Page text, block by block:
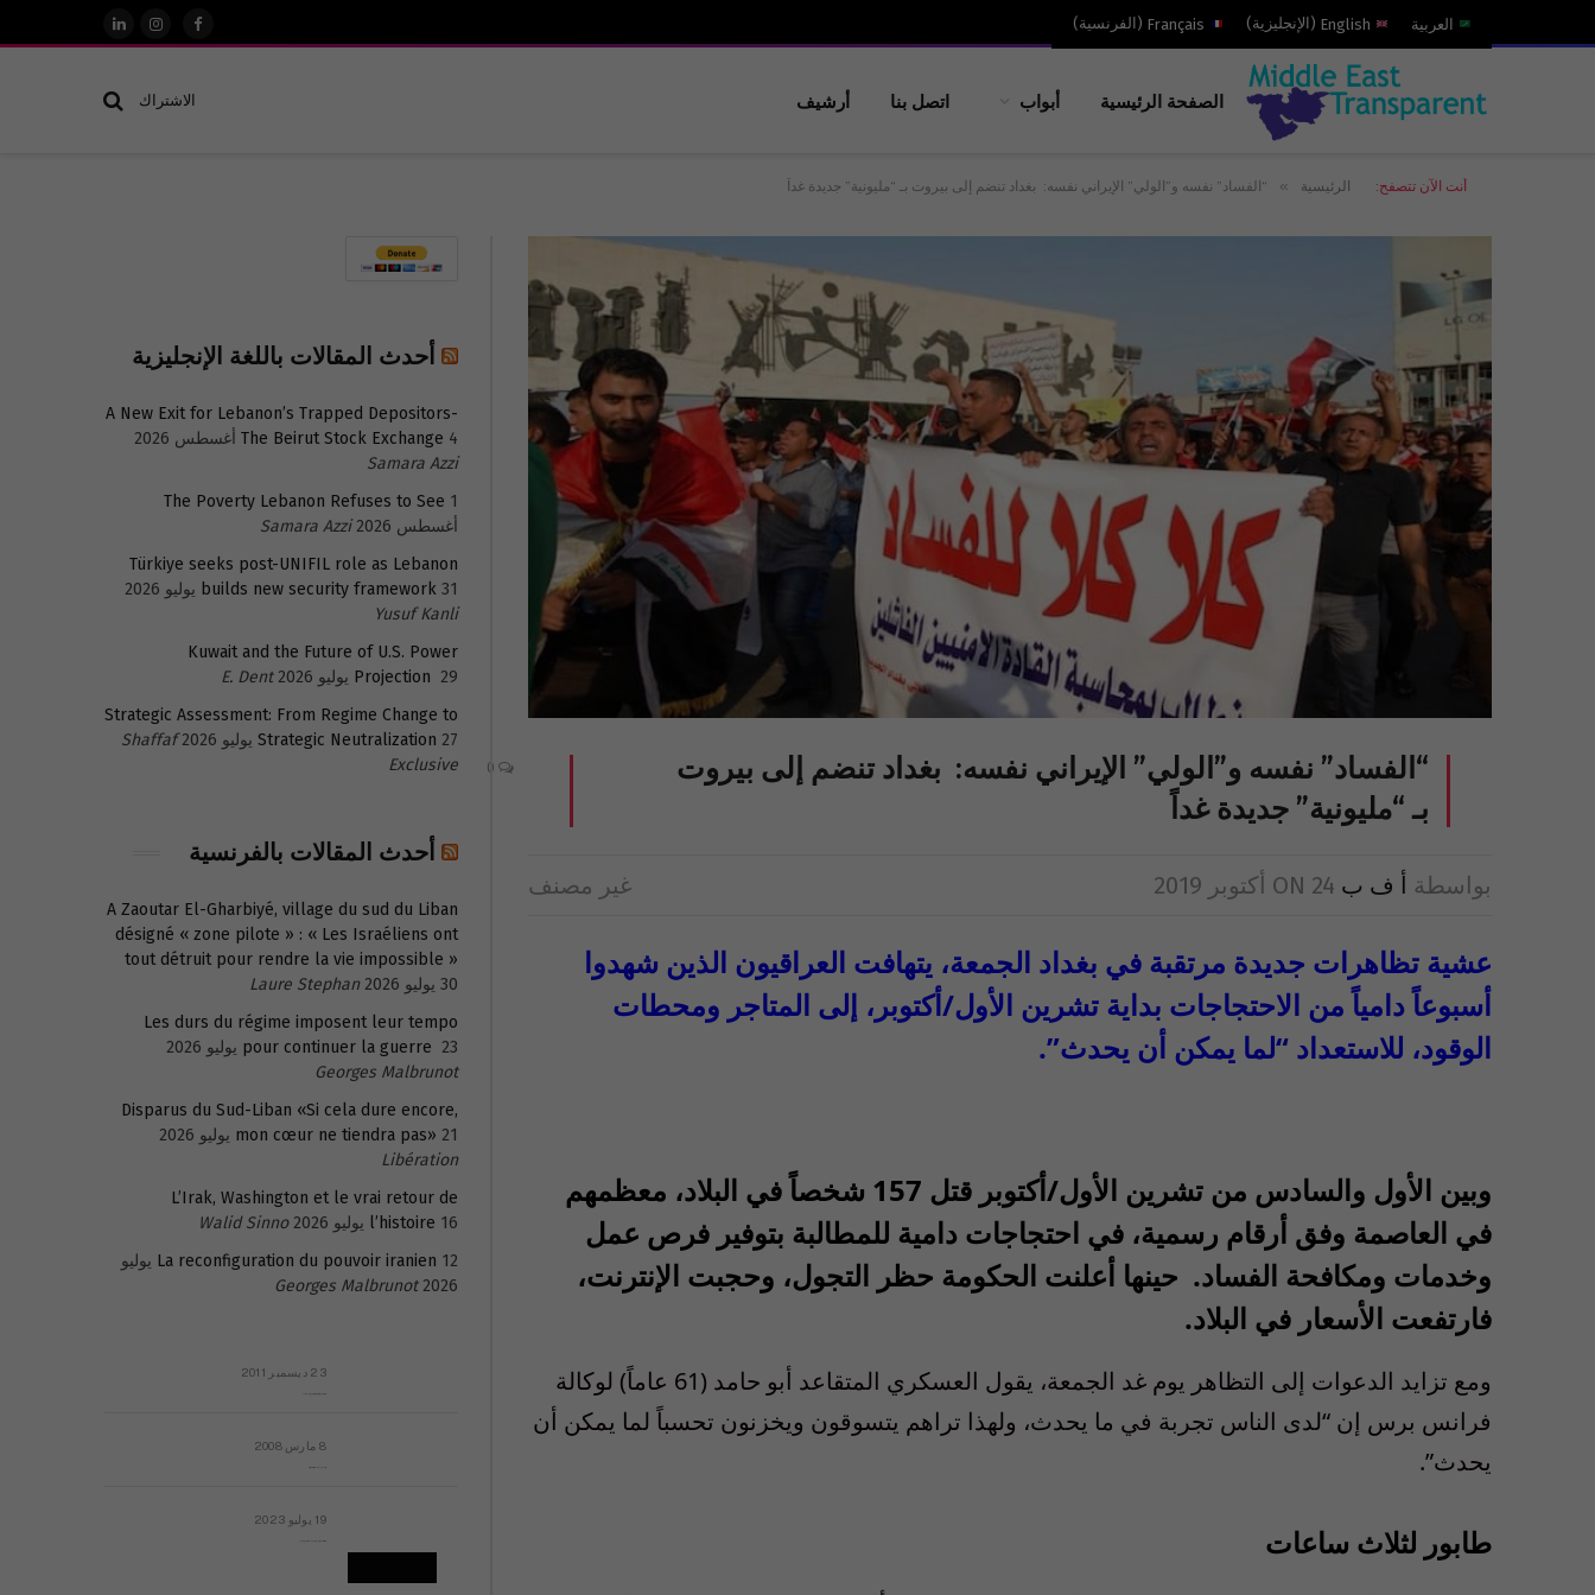
العربية English
( الإنجليزية)
Français
( الفرنسية)
فيسبوكالانستغرام
لينكدإن
الصفحة الرئيسية أبواب اتصل بنا أرشيف الاشتراك
أنت الآن تتصفح: الرئيسية » “الفساد” نفسه و”الولي” الإيراني نفسه: بغداد تنضم إلى بيروت بـ “مليونية” جديدة غداً
“الفساد” نفسه و”الولي” الإيراني نفسه: بغداد تنضم إلى بيروت
بـ “مليونية” جديدة غداً
بواسطة أ ف ب ON 24 أكتوبر 2019 غير مصنف
عشية تظاهرات جديدة مرتقبة في بغداد الجمعة، يتهافت العراقيون الذين شهدوا
أسبوعاً دامياً من الاحتجاجات بداية تشرين الأول/أكتوبر، إلى المتاجر ومحطات
الوقود، للاستعداد “لما يمكن أن يحدث”.
وبين الأول والسادس من تشرين الأول/أكتوبر قتل 157 شخصاً في البلاد، معظمهم
في العاصمة وفق أرقام رسمية، في احتجاجات دامية للمطالبة بتوفير فرص عمل
وخدمات ومكافحة الفساد. حينها أعلنت الحكومة حظر التجول، وحجبت الإنترنت،
فارتفعت الأسعار في البلاد.
ومع تزايد الدعوات إلى التظاهر يوم غد الجمعة، يقول العسكري المتقاعد أبو حامد (61 عاماً) لوكالة
فرانس برس إن “لدى الناس تجربة في ما يحدث، ولهذا تراهم يتسوقون ويخزنون تحسباً لما يمكن أن
يحدث”.
طابور لثلاث ساعات
أحدث المقالات باللغة الإنجليزية
A New Exit for Lebanon’s Trapped Depositors-
The Beirut Stock Exchange 4 أغسطس 2026
Samara Azzi
The Poverty Lebanon Refuses to See 1
أغسطس 2026
Samara Azzi
Türkiye seeks post-UNIFIL role as Lebanon
builds new security framework 31 يوليو 2026
Yusuf Kanli
Kuwait and the Future of U.S. Power
Projection 29 يوليو 2026
E. Dent
Strategic Assessment: From Regime Change to
Strategic Neutralization 27 يوليو 2026
Shaffaf
Exclusive
أحدث المقالات بالفرنسية
A Zaoutar El-Gharbiyé, village du sud du Liban
désigné « zone pilote » : « Les Israéliens ont
tout détruit pour rendre la vie impossible »
30 يوليو 2026
Laure Stephan
Les durs du régime imposent leur tempo
pour continuer la guerre 23 يوليو 2026
Georges Malbrunot
Disparus du Sud-Liban «Si cela dure encore,
mon cœur ne tiendra pas» 21 يوليو 2026
Libération
L’Irak, Washington et le vrai retour de
l’histoire 16 يوليو 2026
Walid Sinno
La reconfiguration du pouvoir iranien 12 يوليو
2026
Georges Malbrunot
23 ديسمبر 2011
8 مارس 2008
19 يوليو 2023